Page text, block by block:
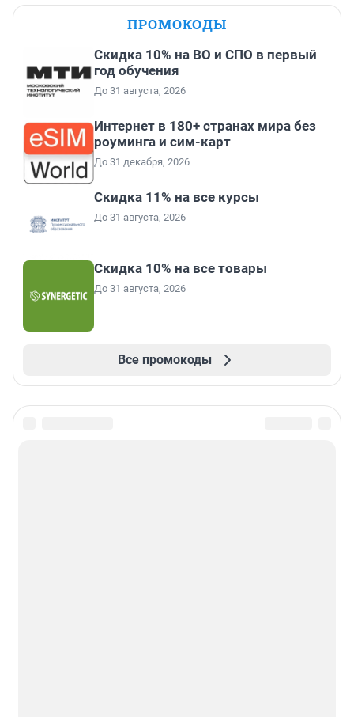
ПРОМОКОДЫ
Скидка 10% на ВО и СПО в первый
год обучения
До 31 августа, 2026
Интернет в 180+ странах мира без
роуминга и сим-карт
До 31 декабря, 2026
Скидка 11% на все курсы
До 31 августа, 2026
Скидка 10% на все товары
До 31 августа, 2026
Все промокоды